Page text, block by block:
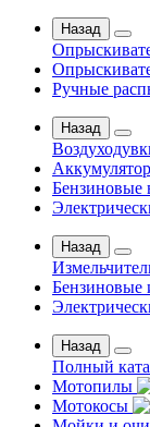
Назад
Ручные
Назад
Бензиновые
Назад
Бензиновые
Назад
Полный
Мотопилы
Мотокосы